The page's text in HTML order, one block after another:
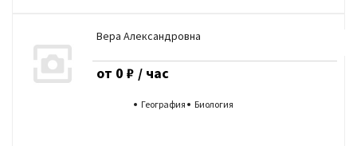
География Биология
от 0 ₽ / час
Вера Александровна